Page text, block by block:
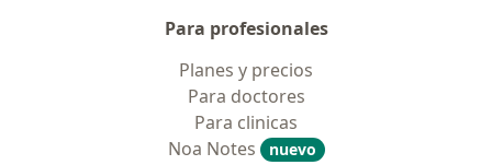
Para profesionales
Planes y precios
Para doctores
Para clinicas
Noa Notes
nuevo